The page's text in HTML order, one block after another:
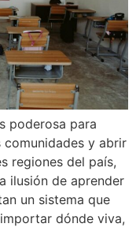
poderosa para
y abrir
regiones del país,
ilusión de aprender
un sistema que
dónde viva,